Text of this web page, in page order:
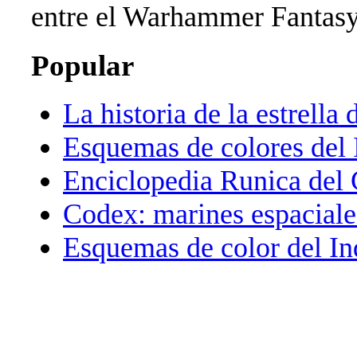
entre el Warhammer
Popular
La historia de la estrella
Esquemas de colores
Enciclopedia Runica del
Codex: marines
Esquemas de color del